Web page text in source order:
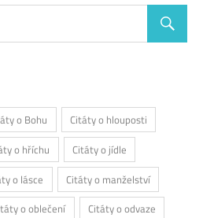
o Bohu
Citáty o hlouposti
o hříchu
Citáty o jídle
o lásce
Citáty o manželství
o oblečení
Citáty o odvaze